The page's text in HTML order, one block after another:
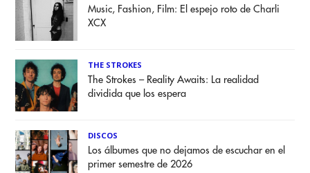
Music, Fashion, Film: El espejo roto de Charli
XCX
THE STROKES
The Strokes – Reality Awaits: La realidad
dividida que los espera
DISCOS
Los álbumes que no dejamos de escuchar en el
primer semestre de 2026